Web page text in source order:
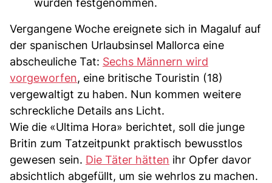
wurden festgenommen.
Vergangene Woche ereignete sich in Magaluf auf
der spanischen Urlaubsinsel Mallorca eine
abscheuliche Tat: Sechs Männern wird
vorgeworfen, eine britische Touristin (18)
vergewaltigt zu haben. Nun kommen weitere
schreckliche Details ans Licht.
Wie die «Ultima Hora» berichtet, soll die junge
Britin zum Tatzeitpunkt praktisch bewusstlos
gewesen sein. Die Täter hätten ihr Opfer davor
absichtlich abgefüllt, um sie wehrlos zu machen.